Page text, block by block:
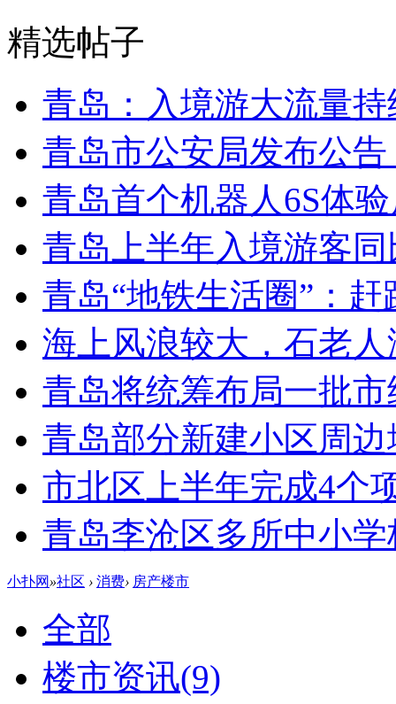
精选帖子
青岛：入境游大流量
青岛市公安局发布公
青岛首个机器人6S体
青岛上半年入境游客同
青岛“地铁生活圈”：赶
海上风浪较大，石老
青岛将统筹布局一批市
青岛部分新建小区周
市北区上半年完成4个
青岛李沧区多所中小
小扑网 »社区 › 消费› 房产楼市
全部
楼市资讯(9)